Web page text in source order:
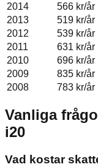
2014
566 kr/år
2013
519 kr/år
2012
539 kr/år
2011
631 kr/år
2010
696 kr/år
2009
835 kr/år
2008
783 kr/år
Vanliga
i20
Vad kostar